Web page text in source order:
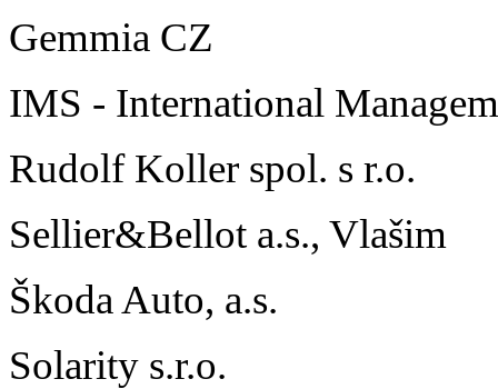
Gemmia CZ
IMS - International
Rudolf Koller spol. s r.o.
Sellier&Bellot a.s., Vlašim
Škoda Auto, a.s.
Solarity s.r.o.